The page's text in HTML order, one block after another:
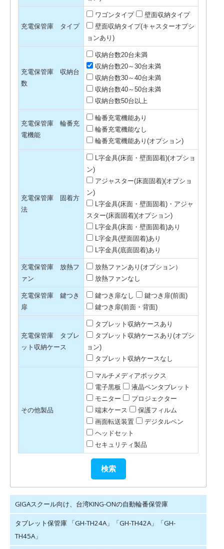
充電保管庫 タイプ
ワゴンタイプ
壁面収納タイプ
壁面収納タイプ(キャスターオプシ
ョンあり)
充電保管庫 収納台
数
収納台数20台未満
収納台数20～30台未満
収納台数30～40台未満
収納台数40～50台未満
収納台数50台以上
充電保管庫 輪番充
電機能
輪番充電機能あり
輪番充電機能なし
輪番充電機能あり(オプション)
充電保管庫 固着方
法
L字金具(床面・壁面固着)(オプショ
ン)
アジャスター(床面固着)(オプショ
ン)
L字金具(床面・壁面固着)・アジャ
スター(床面固着)(オプション)
L字金具(床面・壁面固着)あり
L字金具(壁面固着)あり
L字金具(底面固着)あり
充電保管庫 放熱フ
ァン
放熱ファンあり(オプション）
放熱ファンなし
充電保管庫 鍵つき
扉
鍵つき扉なし
鍵つき扉(前面)
鍵つき扉(前面・背面)
充電保管庫 タブレ
ット収納ケース
タブレット収納ケースあり
タブレット収納ケースあり(オプシ
ョン)
タブレット収納ケースなし
その他製品
マルチメディアボックス
電子黒板
液晶ペンタブレット
モニター
プロジェクター
端末ケース
保護フィルム
画面転送装置
デジタルペン
ヘッドセット
セキュリティ製品
GIGAスクール向け、台湾KING-ONの自動輪番保管庫
タブレット保管庫 「GH-TH24A」「GH-TH42A」「GH-
TH45A」